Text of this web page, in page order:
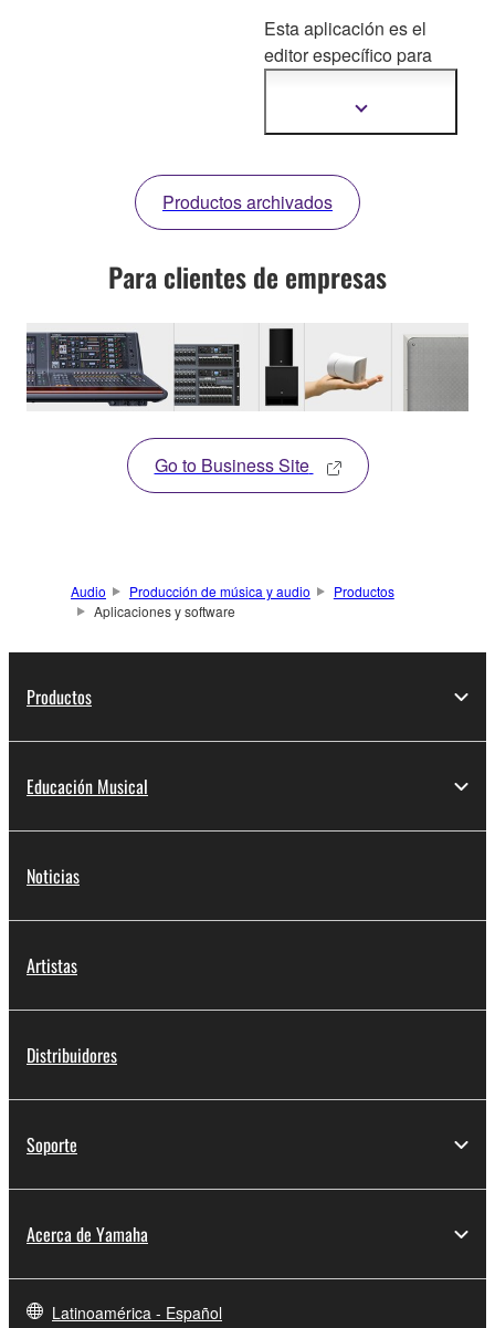
Esta aplicación es el
editor específico para
BT01/UD-BT01.Mostrar
Productos archivados
Para clientes de empresas
Go to Business Site
Audio Producción de música y audio
Productos
Aplicaciones y software
Productos
Educación Musical
Noticias
Artistas
Distribuidores
Soporte
Acerca de Yamaha
Latinoamérica - Español